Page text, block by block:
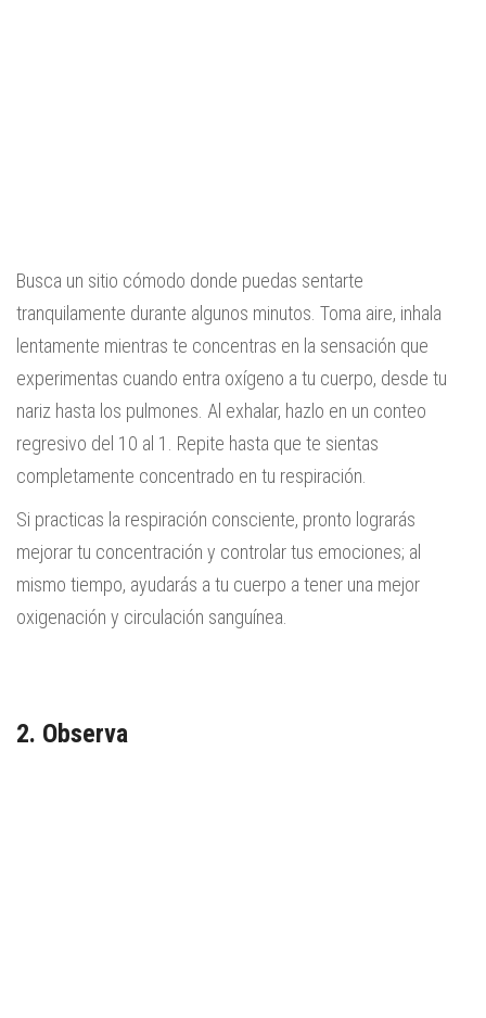
Busca un sitio cómodo donde puedas sentarte
tranquilamente durante algunos minutos. Toma aire, inhala
lentamente mientras te concentras en la sensación que
experimentas cuando entra oxígeno a tu cuerpo, desde tu
nariz hasta los pulmones. Al exhalar, hazlo en un conteo
regresivo del 10 al 1. Repite hasta que te sientas
completamente concentrado en tu respiración.
Si practicas la respiración consciente, pronto lograrás
mejorar tu concentración y controlar tus emociones; al
mismo tiempo, ayudarás a tu cuerpo a tener una mejor
oxigenación y circulación sanguínea.
2. Observa